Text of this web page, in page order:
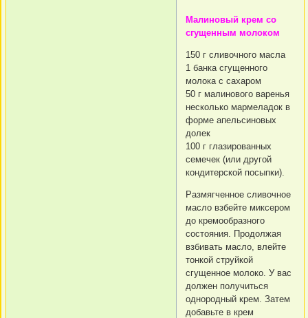
Малиновый крем со
сгущенным молоком
150 г сливочного масла
1 банка сгущенного
молока с сахаром
50 г малинового варенья
несколько мармеладок в
форме апельсиновых
долек
100 г глазированных
семечек (или другой
кондитерской посыпки).
Размягченное сливочное
масло взбейте миксером
до кремообразного
состояния. Продолжая
взбивать масло, влейте
тонкой струйкой
сгущенное молоко. У вас
должен получиться
однородный крем. Затем
добавьте в крем